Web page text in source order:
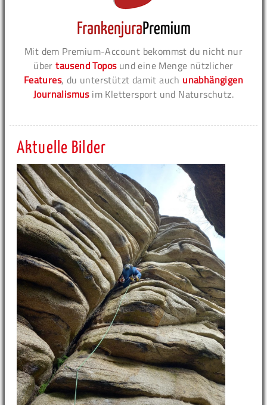
Mit dem Premium-Account bekommst du nicht nur
übertausend Toposund eine Menge nützlicher
Features, du unterstützt damit auch unabhängigen
Journalismusim Klettersport und Naturschutz.
Aktuelle Bilder